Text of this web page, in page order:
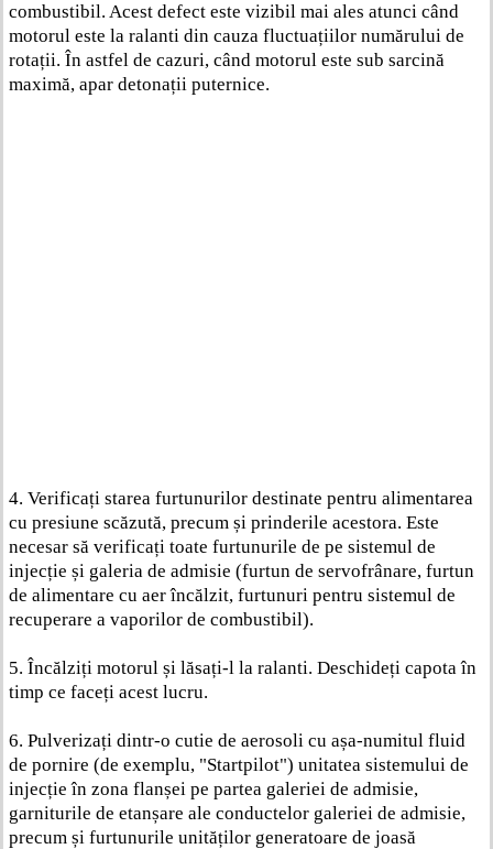
combustibil. Acest defect este vizibil mai ales atunci când
motorul este la ralanti din cauza fluctuațiilor numărului de
rotații. În astfel de cazuri, când motorul este sub sarcină
maximă, apar detonații puternice.
4. Verificați starea furtunurilor destinate pentru alimentarea
cu presiune scăzută, precum și prinderile acestora. Este
necesar să verificați toate furtunurile de pe sistemul de
injecție și galeria de admisie (furtun de servofrânare, furtun
de alimentare cu aer încălzit, furtunuri pentru sistemul de
recuperare a vaporilor de combustibil).
5. Încălziți motorul și lăsați-l la ralanti. Deschideți capota în
timp ce faceți acest lucru.
6. Pulverizați dintr-o cutie de aerosoli cu așa-numitul fluid
de pornire (de exemplu, "Startpilot") unitatea sistemului de
injecție în zona flanșei pe partea galeriei de admisie,
garniturile de etanșare ale conductelor galeriei de admisie,
precum și furtunurile unităților generatoare de joasă